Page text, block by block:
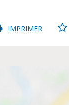
IMPRIMER